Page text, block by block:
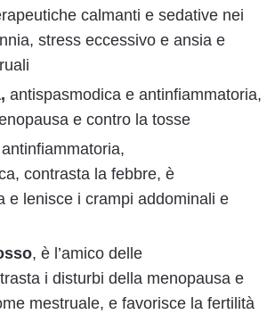
calmanti e sedative nei
stress eccessivo e ansia e
, antispasmodica e antinfiammatoria,
e contro la tosse
antinfiammatoria,
contrasta la febbre, è
e lenisce i crampi addominali e
, è l’amico delle
i disturbi della menopausa e
mestruale, e favorisce la fertilità